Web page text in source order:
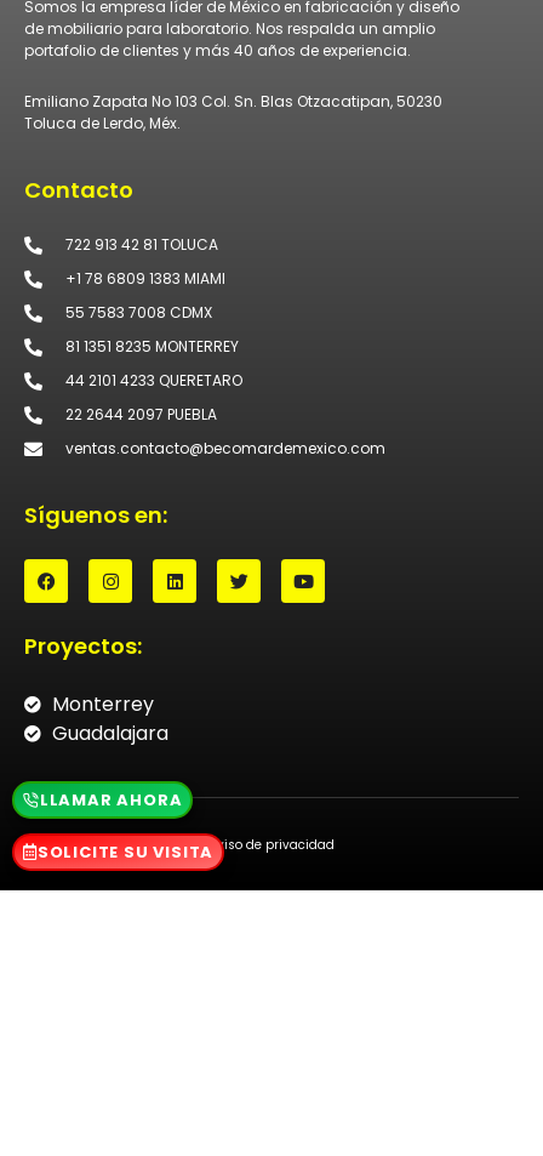
Somos la empresa líder de México en fabricación y diseño
de mobiliario para laboratorio. Nos respalda un amplio
portafolio de clientes y más 40 años de experiencia.
Emiliano Zapata No 103 Col. Sn. Blas Otzacatipan, 50230
Toluca de Lerdo, Méx.
Contacto
722 913 42 81 TOLUCA
+1 78 6809 1383 MIAMI
55 7583 7008 CDMX
81 1351 8235 MONTERREY
44 2101 4233 QUERETARO
22 2644 2097 PUEBLA
ventas.contacto@becomardemexico.com
Síguenos en:
Proyectos:
Monterrey
Guadalajara
Aviso de privacidad
LLAMAR AHORA
SOLICITE SU VISITA